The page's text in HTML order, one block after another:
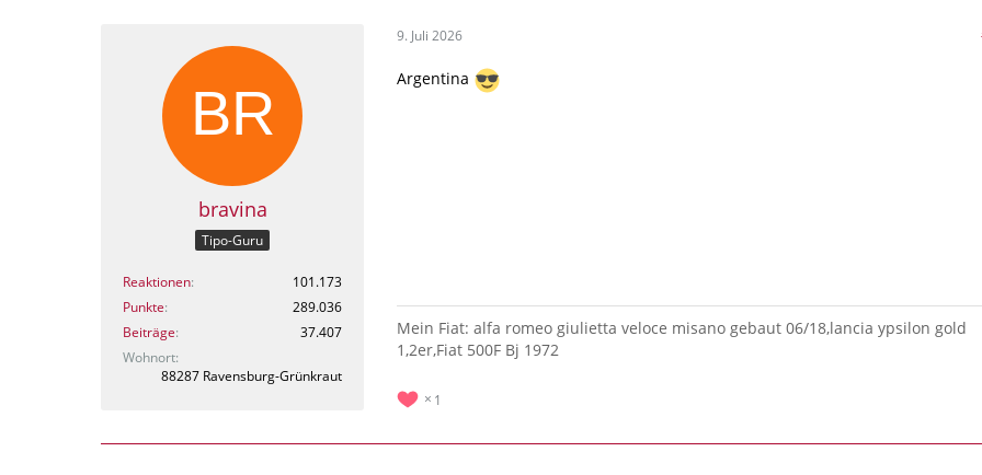
bravina
Tipo-Guru
Reaktionen
101.173
Punkte
289.036
Beiträge
37.407
Wohnort
88287 Ravensburg-Grünkraut
9. Juli 2026
Argentina
Mein Fiat: alfa romeo giulietta veloce misano gebaut 06/18,lancia ypsilon gold
1,2er,Fiat 500F Bj 1972
1